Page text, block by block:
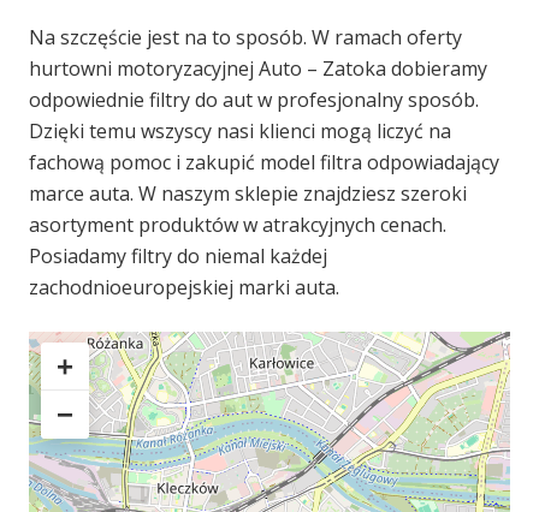
Na szczęście jest na to sposób. W ramach oferty
hurtowni motoryzacyjnej Auto – Zatoka dobieramy
odpowiednie filtry do aut w profesjonalny sposób.
Dzięki temu wszyscy nasi klienci mogą liczyć na
fachową pomoc i zakupić model filtra odpowiadający
marce auta. W naszym sklepie znajdziesz szeroki
asortyment produktów w atrakcyjnych cenach.
Posiadamy filtry do niemal każdej
zachodnioeuropejskiej marki auta.
+
−